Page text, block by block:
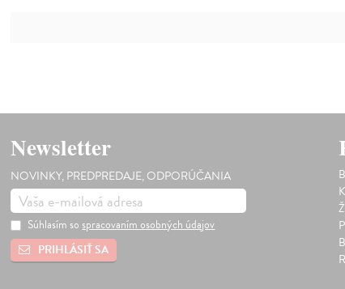
Newsletter
NOVINKY, PREDPREDAJE, ODPORÚČANIA
Súhlasím sospracovaním osobných údajov
PRIHLÁSIŤ SA